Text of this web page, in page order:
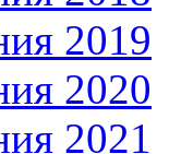
2019
2020
2021